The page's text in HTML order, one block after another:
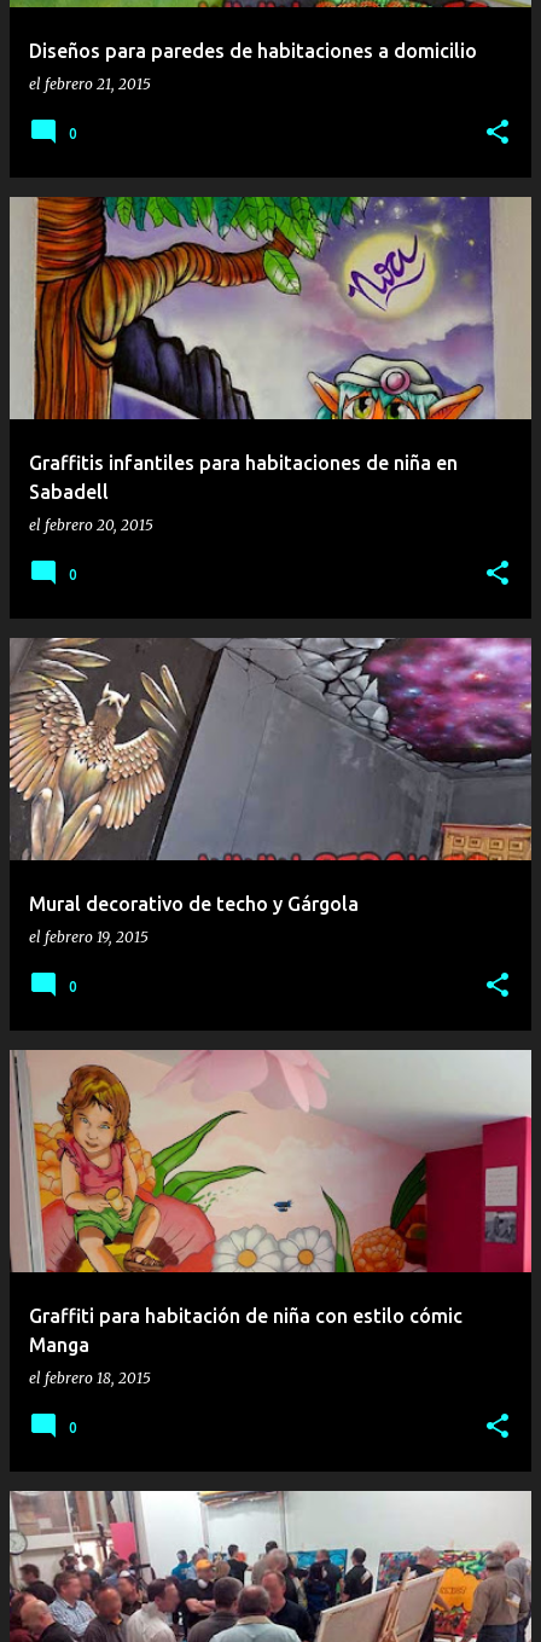
Diseños para paredes de habitaciones a domicilio
el febrero 21, 2015
0
Graffitis infantiles para habitaciones de niña en
Sabadell
el febrero 20, 2015
0
Mural decorativo de techo y Gárgola
el febrero 19, 2015
0
Graffiti para habitación de niña con estilo cómic
Manga
el febrero 18, 2015
0